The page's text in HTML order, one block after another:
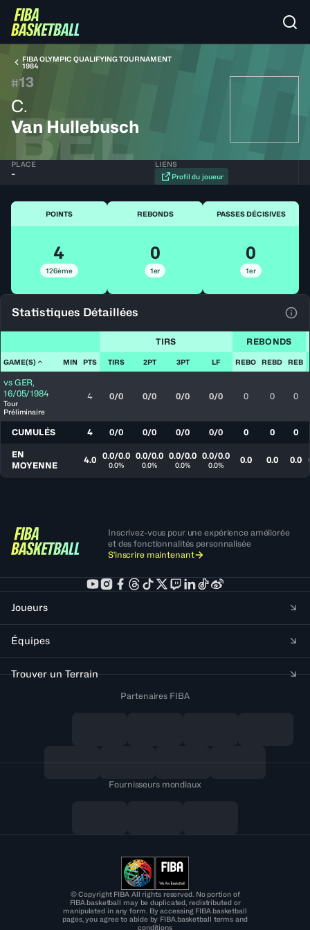
FIBA OLYMPIC QUALIFYING TOURNAMENT
1984
#13
C.
Van Hullebusch
BEL
PLACE
-
LIENS
Profil du joueur
POINTS
4
126ème
REBONDS
0
1er
PASSES DÉCISIVES
0
1er
Statistiques Détaillées
TIRS REBONDS
GAME(S) MIN PTS TIRS 2PT 3PT LF REBO REBD REB
vs GER,
16/05/1984
Tour
Préliminaire
4 0/0 0/0 0/0 0/0 0 0 0
CUMULÉS 4 0/0 0/0 0/0 0/0 0 0 0
EN
MOYENNE
4.0 0.0/0.0
0.0%
0.0/0.0
0.0%
0.0/0.0
0.0%
0.0/0.0
0.0% 0.0 0.0 0.0
Inscrivez-vous pour une expérience améliorée
et des fonctionnalités personnalisée
S'inscrire maintenant
Joueurs
Équipes
Trouver un Terrain
Partenaires FIBA
Fournisseurs mondiaux
© Copyright FIBA All rights reserved. No portion of
FIBA.basketball may be duplicated, redistributed or
manipulated in any form. By accessing FIBA.basketball
pages, you agree to abide by FIBA.basketball terms and
conditions